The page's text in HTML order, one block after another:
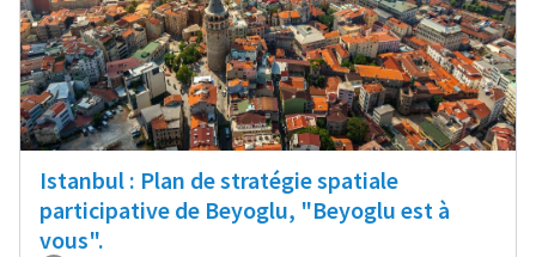
Istanbul : Plan de stratégie spatiale
participative de Beyoglu, "Beyoglu est à
vous".